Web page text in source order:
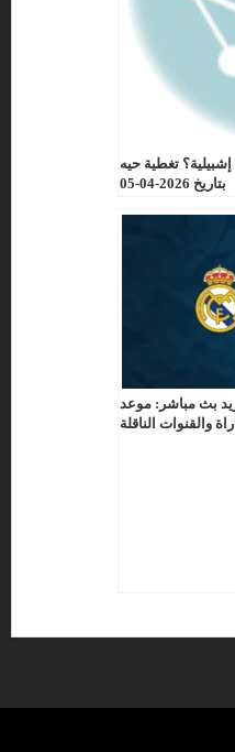
تغطية حيه
بتاريخ 2026-04-05
بث مباشر: موعد
والقنوات الناقلة